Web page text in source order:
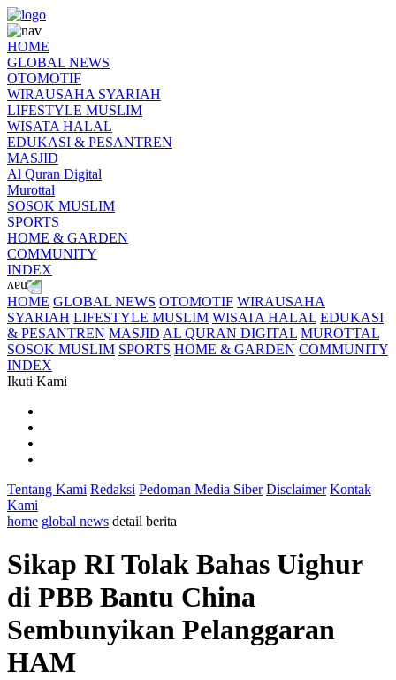
HOME
GLOBAL NEWS
OTOMOTIF
WIRAUSAHA SYARIAH
LIFESTYLE MUSLIM
WISATA HALAL
EDUKASI & PESANTREN
MASJID
Al Quran Digital
Murottal
SOSOK MUSLIM
SPORTS
HOME & GARDEN
COMMUNITY
INDEX
HOME GLOBAL NEWS OTOMOTIF WIRAUSAHA
SYARIAH LIFESTYLE MUSLIM WISATA HALAL EDUKASI
& PESANTREN MASJID AL QURAN DIGITAL MUROTTAL
SOSOK MUSLIM SPORTS HOME & GARDEN COMMUNITY
INDEX
Ikuti Kami
Tentang Kami Redaksi Pedoman Media Siber Disclaimer Kontak
Kami
home global news detail berita
Sikap RI Tolak Bahas Uighur
di PBB Bantu China
Sembunyikan Pelanggaran
HAM